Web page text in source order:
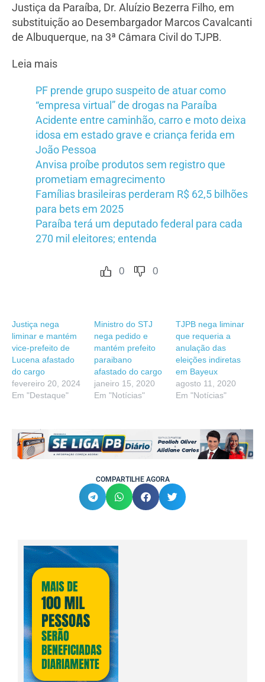
Justiça da Paraíba, Dr. Aluízio Bezerra Filho, em
substituição ao Desembargador Marcos Cavalcanti
de Albuquerque, na 3ª Câmara Civil do TJPB.
Leia mais
PF prende grupo suspeito de atuar como
“empresa virtual” de drogas na Paraíba
Acidente entre caminhão, carro e moto deixa
idosa em estado grave e criança ferida em
João Pessoa
Anvisa proíbe produtos sem registro que
prometiam emagrecimento
Famílias brasileiras perderam R$ 62,5 bilhões
para bets em 2025
Paraíba terá um deputado federal para cada
270 mil eleitores; entenda
0 0
Justiça nega
liminar e mantém
vice-prefeito de
Lucena afastado
do cargo
fevereiro 20, 2024
Em "Destaque"
Ministro do STJ
nega pedido e
mantém prefeito
paraibano
afastado do cargo
janeiro 15, 2020
Em "Notícias"
TJPB nega liminar
que requeria a
anulação das
eleições indiretas
em Bayeux
agosto 11, 2020
Em "Notícias"
COMPARTILHE AGORA